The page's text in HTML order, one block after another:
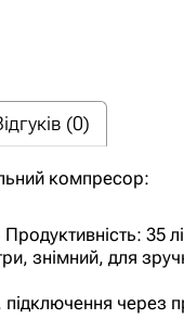
(0)
компресор:
35
знімний, для
через